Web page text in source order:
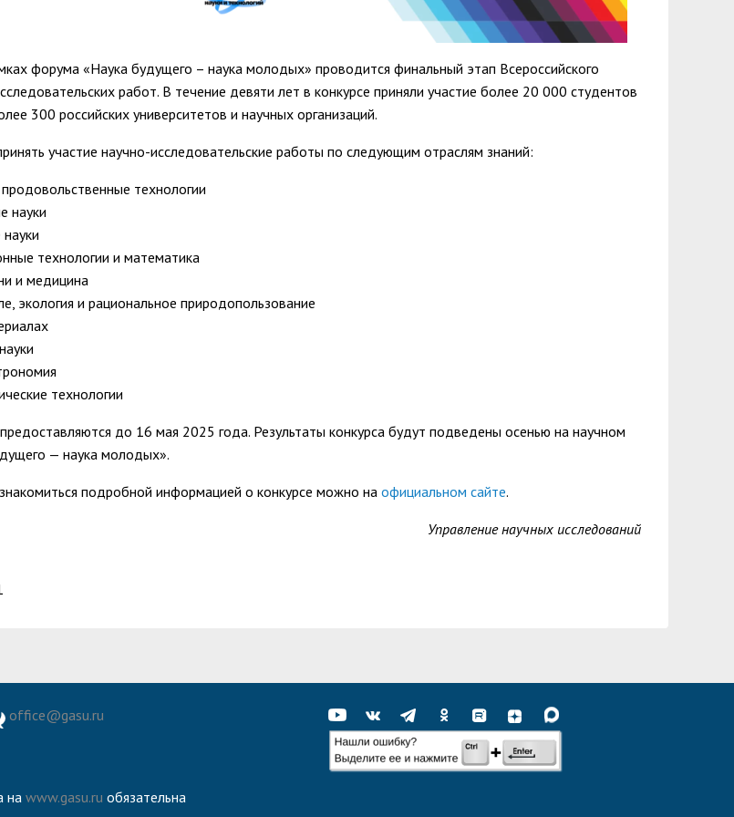
форума «Наука будущего – наука молодых» проводится финальный этап Всероссийского
работ. В течение девяти лет в конкурсе приняли участие более 20 000 студентов
300 российских университетов и научных организаций.
участие научно-исследовательские работы по следующим отраслям знаний:
технологии
науки
технологии и математика
и медицина
экология и рациональное природопользование
технологии
предоставляются до 16 мая 2025 года. Результаты конкурса будут подведены осенью на научном
— наука молодых».
подробной информацией о конкурсе можно на официальном сайте.
Управление научных исследований
office@gasu.ru
на www.gasu.ru обязательна